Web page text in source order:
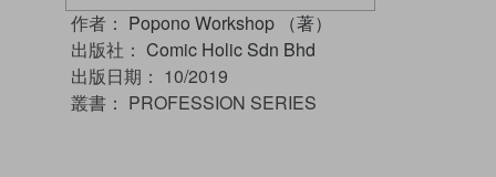
作者： Popono Workshop （著）
出版社： Comic Holic Sdn Bhd
出版日期： 10/2019
叢書： PROFESSION SERIES